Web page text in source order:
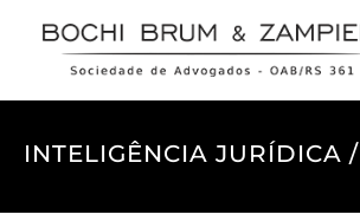
INTELIGÊNCIA JURÍDICA /